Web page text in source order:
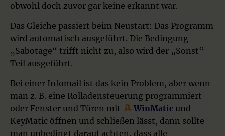
obwohl doch zuvor gar keine erkannt war.
Das Gleiche passiert beim Neustart: Das Programm
wird automatisch ausgeführt. Die Bedingung
„Sabotage“ trifft nicht zu, also wird der „Sonst“-
Teil ausgeführt.
Bei einer Infomail ist das kein Problem, aber wenn
man z. B. eine Rolladensteuerung programmiert
oder Fenster und Türen mit
WinMatic und
KeyMatic öffnen und schließen lässt, dann sollte
man unbedingt darauf achten, dass alle